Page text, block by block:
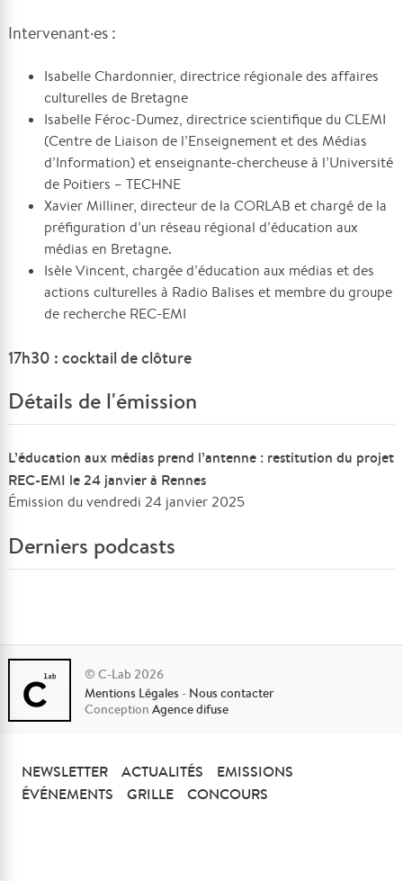
Intervenant·es :
Isabelle Chardonnier, directrice régionale des affaires
culturelles de Bretagne
Isabelle Féroc-Dumez, directrice scientifique du CLEMI
(Centre de Liaison de l’Enseignement et des Médias
d’Information) et enseignante-chercheuse à l’Université
de Poitiers – TECHNE
Xavier Milliner, directeur de la CORLAB et chargé de la
préfiguration d’un réseau régional d’éducation aux
médias en Bretagne.
Isèle Vincent, chargée d’éducation aux médias et des
actions culturelles à Radio Balises et membre du groupe
de recherche REC-EMI
17h30 : cocktail de clôture
Détails de l'émission
L’éducation aux médias prend l’antenne : restitution du projet
REC-EMI le 24 janvier à Rennes
Émission du vendredi 24 janvier 2025
Derniers podcasts
© C-Lab 2026
Mentions Légales - Nous contacter
ConceptionAgence difuse
NEWSLETTER ACTUALITÉS
EMISSIONS
ÉVÉNEMENTS
GRILLE CONCOURS